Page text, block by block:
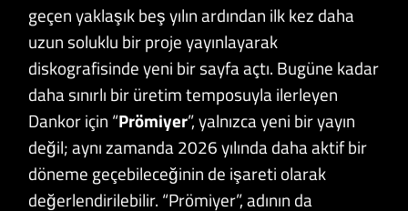
geçen yaklaşık beş yılın ardından ilk kez daha
uzun soluklu bir proje yayınlayarak
diskografisinde yeni bir sayfa açtı. Bugüne kadar
daha sınırlı bir üretim temposuyla ilerleyen
Dankor için “Prömiyer”, yalnızca yeni bir yayın
değil; aynı zamanda 2026 yılında daha aktif bir
döneme geçebileceğinin de işareti olarak
değerlendirilebilir. “Prömiyer”, adının da